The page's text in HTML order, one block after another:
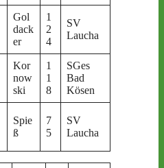
Gol
dack
er
1
2
4
SV
Laucha
Kor
now
ski
1
1
8
SGes
Bad
Kösen
Spie
ß
7
5
SV
Laucha